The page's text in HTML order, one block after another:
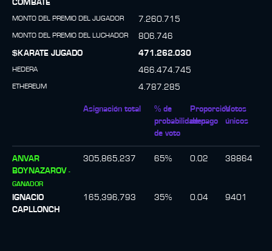
COMBATE
MONTO DEL PREMIO DEL JUGADOR 7.260.715
MONTO DEL PREMIO DEL LUCHADOR
806.746
$KARATE JUGADO
471.262.030
HEDERA 466.474.745
ETHEREUM 4.787.285
Asignación total
% de
probabilidades
de voto
Proporción
de pago
Votos
únicos
ANVAR
BOYNAZAROV -
GANADOR
305,865,237 65% 0.02 38864
IGNACIO
CAPLLONCH
165,396,793 35% 0.04 9401